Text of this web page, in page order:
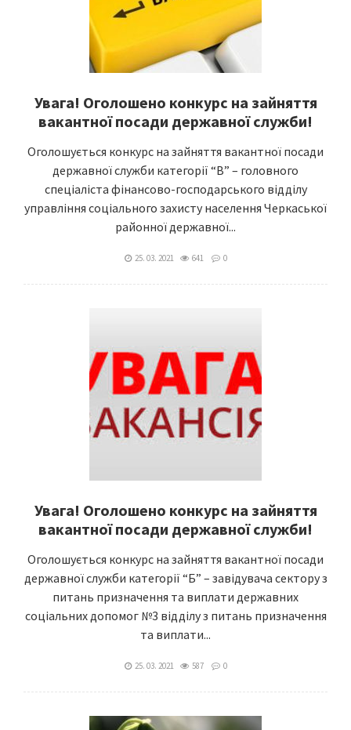
Увага! Оголошено конкурс на зайняття
вакантної посади державної служби!
Оголошується конкурс на зайняття вакантної посади
державної служби категорії “В” – головного
спеціаліста фінансово-господарського відділу
управління соціального захисту населення Черкаської
районної державної...
25. 03. 2021 641 0
Увага! Оголошено конкурс на зайняття
вакантної посади державної служби!
Оголошується конкурс на зайняття вакантної посади
державної служби категорії “Б” – завідувача сектору з
питань призначення та виплати державних
соціальних допомог №3 відділу з питань призначення
та виплати...
25. 03. 2021 587 0